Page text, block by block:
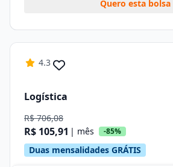
Quero esta bolsa
4.3
Logística
R$ 706,08
R$ 105,91 | mês -85%
Duas mensalidades GRÁTIS